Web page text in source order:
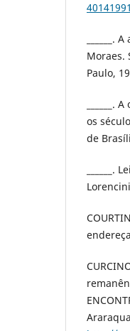
Moraes.
Paulo,
os
de